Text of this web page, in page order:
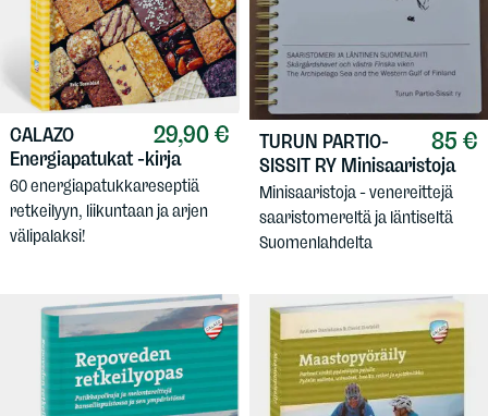
29,90 €
CALAZO
Energiapatukat -kirja
60 energiapatukkareseptiä
retkeilyyn, liikuntaan ja arjen
välipalaksi!
85 €
TURUN PARTIO-
SISSIT RY Minisaaristoja
Minisaaristoja - venereittejä
saaristomereltä ja läntiseltä
Suomenlahdelta